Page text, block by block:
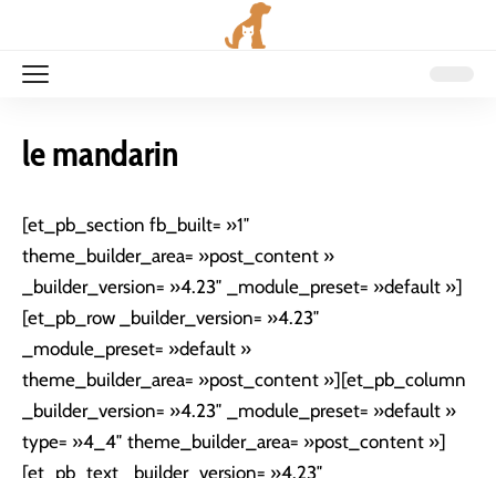
le mandarin
[et_pb_section fb_built= »1″
theme_builder_area= »post_content »
_builder_version= »4.23″ _module_preset= »default »]
[et_pb_row _builder_version= »4.23″
_module_preset= »default »
theme_builder_area= »post_content »][et_pb_column
_builder_version= »4.23″ _module_preset= »default »
type= »4_4″ theme_builder_area= »post_content »]
[et_pb_text _builder_version= »4.23″